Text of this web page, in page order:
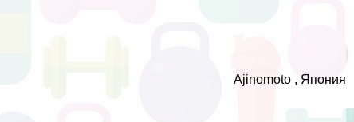
Ajinomoto , Япония